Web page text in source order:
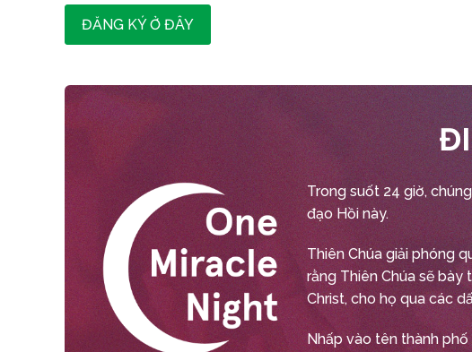
ĐĂNG KÝ Ở ĐÂY
Trong suốt 24 giờ,
đạo Hồi này.
Thiên Chúa giải phóng
rằng Thiên Chúa sẽ bày
Christ, cho họ qua các
Nhấp vào tên thành